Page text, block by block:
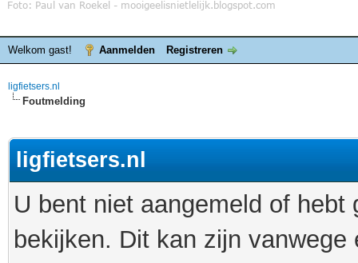
Welkom gast! Aanmelden Registreren
ligfietsers.nl
Foutmelding
ligfietsers.nl
U bent niet aangemeld of
bekijken. Dit kan zijn